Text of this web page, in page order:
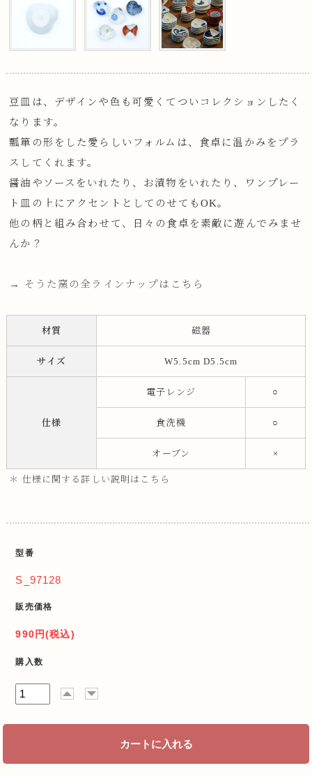
豆皿は、デザインや色も可愛くてついコレクションしたく
なります。
瓢箪の形をした愛らしいフォルムは、食卓に温かみをプラ
スしてくれます。
醤油やソースをいれたり、お漬物をいれたり、ワンプレー
ト皿の上にアクセントとしてのせてもOK。
他の柄と組み合わせて、日々の食卓を素敵に遊んでみませ
んか？
→ そうた窯の全ラインナップはこちら
材質 磁器
サイズ W5.5cm D5.5cm
仕様
電子レンジ ○
食洗機 ○
オーブン ×
＊ 仕様に関する詳しい説明はこちら
型番
S_97128
販売価格
990円(税込)
購入数